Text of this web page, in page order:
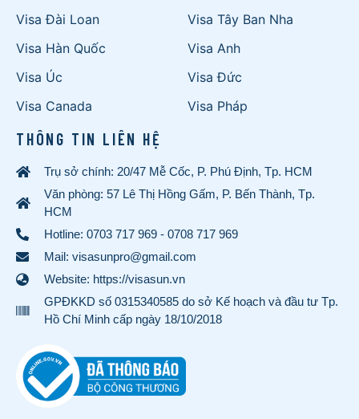
Visa Đài Loan
Visa Hàn Quốc
Visa Úc
Visa Canada
Visa Tây Ban Nha
Visa Anh
Visa Đức
Visa Pháp
THÔNG TIN LIÊN HỆ
Trụ sở chính: 20/47 Mễ Cốc, P. Phú Định, Tp. HCM
Văn phòng: 57 Lê Thị Hồng Gấm, P. Bến Thành, Tp.
HCM
Hotline: 0703 717 969 - 0708 717 969
Mail: visasunpro@gmail.com
Website: https://visasun.vn
GPĐKKD số 0315340585 do sở Kế hoạch và đầu tư Tp.
Hồ Chí Minh cấp ngày 18/10/2018